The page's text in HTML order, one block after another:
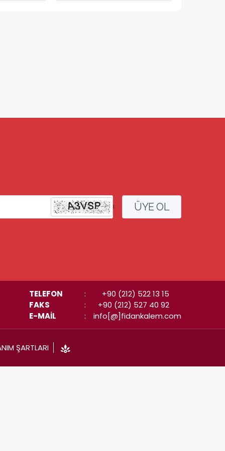
l ÜYE OL
TELEFON :
+90 (212) 522 13 15
FAKS
:
+90 (212) 527 40 92
E-MAİL
: info[@]fidankalem.com
ŞARTLARI